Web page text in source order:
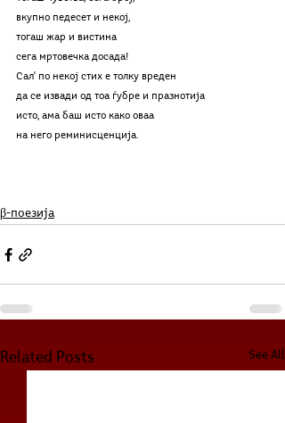
вкупно педесет и некој,
тогаш жар и вистина
сега мртовечка досада!
Сал' по некој стих е толку вреден
да се извади од тоа ѓубре и празнотија
исто, ама баш исто како оваа
на него реминисценција.
β-поезија
Related Posts See All